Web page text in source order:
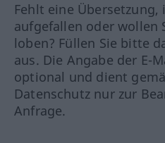
Fehlt eine
aufgefallen oder wollen
loben? Füllen Sie bitte
aus. Die Angabe der E-
optional und dient
Datenschutz nur zur
Anfrage.